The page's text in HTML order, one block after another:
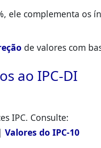
ele complementa os
de valores com
ao IPC-DI
IPC. Consulte:
| Valores do IPC-10